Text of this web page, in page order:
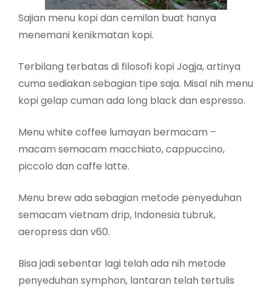
Sajian menu kopi dan cemilan buat hanya
menemani kenikmatan kopi.
Terbilang terbatas di filosofi kopi Jogja, artinya
cuma sediakan sebagian tipe saja. Misal nih menu
kopi gelap cuman ada long black dan espresso.
Menu white coffee lumayan bermacam –
macam semacam macchiato, cappuccino,
piccolo dan caffe latte.
Menu brew ada sebagian metode penyeduhan
semacam vietnam drip, Indonesia tubruk,
aeropress dan v60.
Bisa jadi sebentar lagi telah ada nih metode
penyeduhan symphon, lantaran telah tertulis